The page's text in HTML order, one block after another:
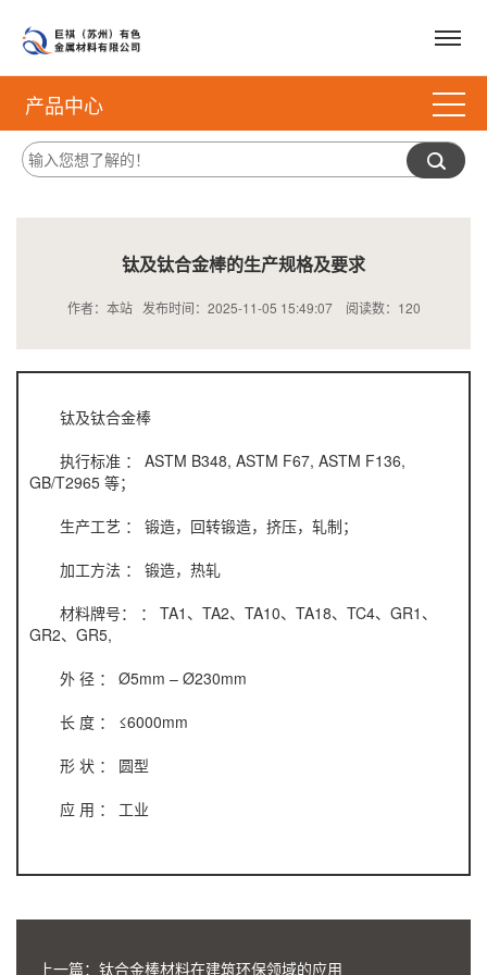
产品中心
钛及钛合金棒的生产规格及要求
作者：本站 发布时间：2025-11-05 15:49:07 阅读数： 120
钛及钛合金棒
执行标准 ： ASTM B348, ASTM F67, ASTM F136,
GB/T2965 等；
生产工艺 ： 锻造，回转锻造，挤压，轧制；
加工方法 ： 锻造，热轧
材料牌号： ： TA1、TA2、TA10、TA18、TC4、GR1、
GR2、GR5,
外 径 ： Ø5mm – Ø230mm
长 度 ： ≤6000mm
形 状 ： 圆型
应 用 ： 工业
上一篇： 钛合金棒材料在建筑环保领域的应用